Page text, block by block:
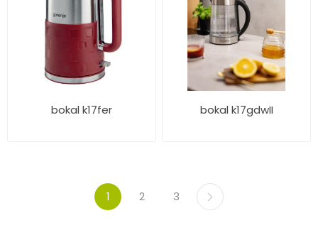
bokal k17fer bokal k17gdwII
1 2 3